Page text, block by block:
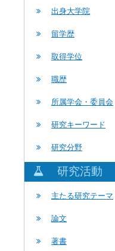
出身大学院
留学歴
取得学位
職歴
所属学会・委員会
研究キーワード
研究分野
研究活動
主たる研究テーマ
論文
著書